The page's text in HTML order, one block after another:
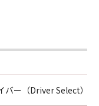
によろうとも
て、本製品の
バー（Driver Select）